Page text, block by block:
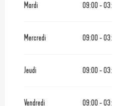
Mardi 09:00 - 03:00
Mercredi 09:00 - 03:00
Jeudi 09:00 - 03:00
Vendredi 09:00 - 03:00